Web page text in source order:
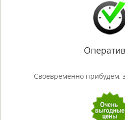
Своевременно прибудем,